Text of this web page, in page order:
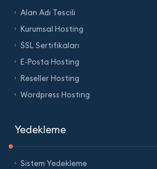
Alan Adı Tescili
Kurumsal Hosting
SSL Sertifikaları
E-Posta Hosting
Reseller Hosting
Wordpress Hosting
Yedekleme
Sistem Yedekleme